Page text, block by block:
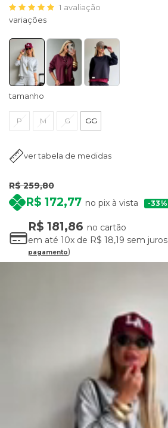
1 avaliação
tamanho
P M G GG
ver tabela de medidas
R$ 259,80
R$ 172,77 no pix à vista 33%
R$ 181,86 no cartão
em até 10x de R$ 18,19 sem juros
pagamento